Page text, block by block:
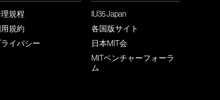
規程
規約
イバシー
IU35 Japan
各国版サイト
日本MIT会
MITベンチャーフォーラ
ム